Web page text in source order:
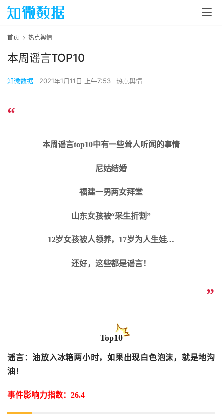
首页 热点舆情
本周谣言TOP10
知微数据 2021年1月11日 上午7:53 热点舆情
“
本周谣言top10中有一些耸人听闻的事情
尼姑结婚
福建一男两女拜堂
山东女孩被“采生折割”
12岁女孩被人领养，17岁为人生娃…
还好， 这些都是谣言！
”
Top10
谣言：油放入冰箱两小时，如果出现白色泡沫，就是地沟
油！
事件影响力指数：26.4